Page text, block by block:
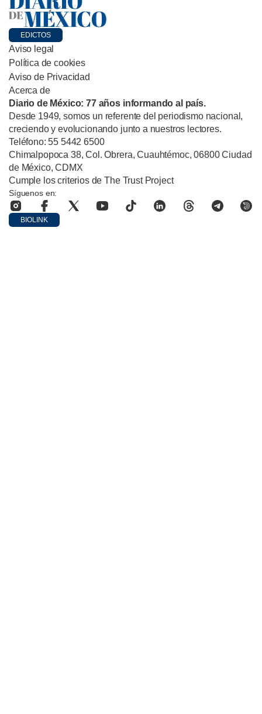
EDICTOS
Aviso legal
Política de cookies
Aviso de Privacidad
Acerca de
Diario de México: 77 años informando al país.
Desde 1949, somos un referente del periodismo nacional,
creciendo y evolucionando junto a nuestros lectores.
Teléfono: 55 5442 6500
Chimalpopoca 38, Col. Obrera, Cuauhtémoc, 06800 Ciudad
de México, CDMX
Cumple los criterios de The Trust Project
Síguenos en:
BIOLINK